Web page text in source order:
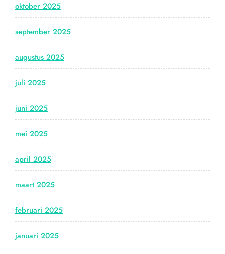
oktober 2025
september 2025
augustus 2025
juli 2025
juni 2025
mei 2025
april 2025
maart 2025
februari 2025
januari 2025